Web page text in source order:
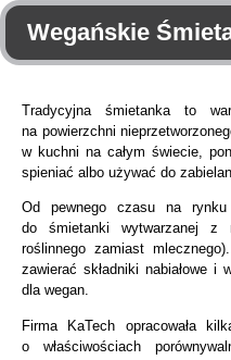
Wegańskie
Tradycyjna śmietanka to
na powierzchni
w kuchni na całym świecie,
spieniać albo używać do
Od pewnego czasu na
do śmietanki wytwarzanej z
roślinnego zamiast
zawierać składniki nabiałowe
dla wegan.
Firma KaTech opracowała
o właściwościach